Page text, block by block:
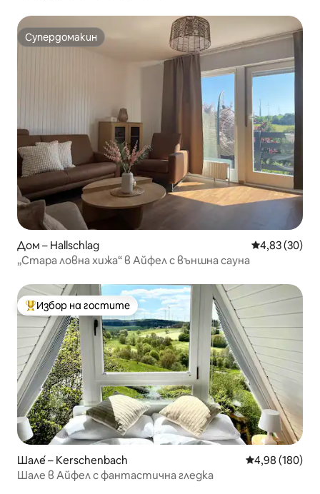
Супердомакин
Супердомакин
Дом – Hallschlag Средна
4,83 (30)
„Стара ловна хижа“ в Айфел с външна сауна
Най-популярен избор на гостите
Избор на гостите
Шале́ – Kerschenbach Средна
4,98 (180)
Шале в Айфел с фантастична гледка